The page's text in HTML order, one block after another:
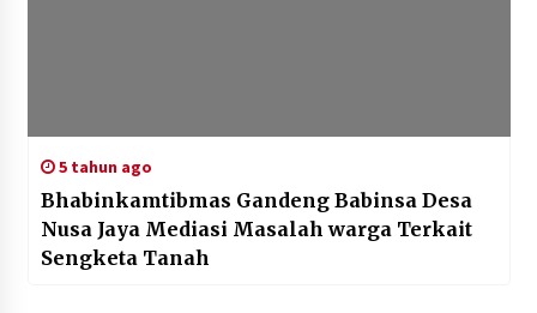
5 tahun ago
Bhabinkamtibmas Gandeng Babinsa Desa
Nusa Jaya Mediasi Masalah warga Terkait
Sengketa Tanah